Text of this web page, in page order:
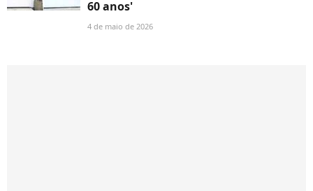
60 anos'
4 de maio de 2026